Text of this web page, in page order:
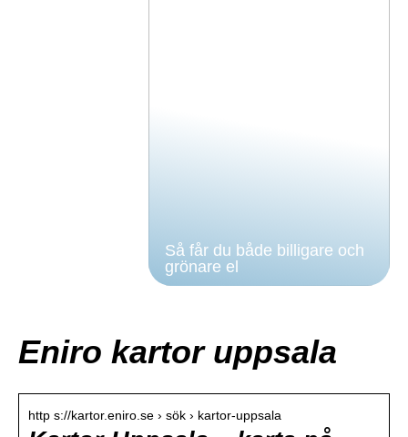
Så får du både billigare och
grönare el
Eniro kartor uppsala
http s://kartor.eniro.se › sök › kartor-uppsala